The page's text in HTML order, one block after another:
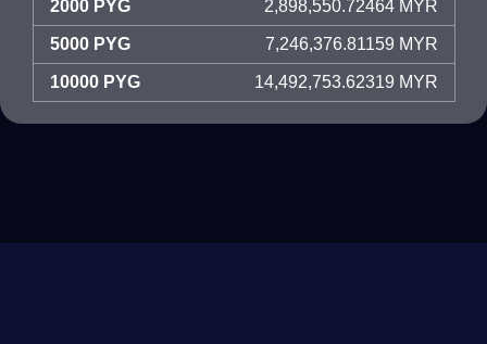
2000 PYG 2,898,550.72464 MYR
5000 PYG 7,246,376.81159 MYR
10000 PYG 14,492,753.62319 MYR